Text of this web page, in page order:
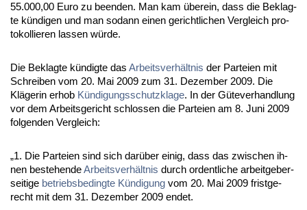
55.000,00 Eu­ro zu be­en­den. Man kam übe­rein, dass die Be­klag­
te kündi­gen und man so­dann ei­nen ge­richt­li­chen Ver­gleich pro­
to­kol­lie­ren las­sen würde.
Die Be­klag­te kündig­te das Ar­beits­verhält­nis der Par­tei­en mit
Schrei­ben vom 20. Mai 2009 zum 31. De­zem­ber 2009. Die
Kläge­rin er­hob Kündi­gungs­schutz­kla­ge. In der Güte­ver­hand­lung
vor dem Ar­beits­ge­richt schlos­sen die Par­tei­en am 8. Ju­ni 2009
fol­gen­den Ver­gleich:
„1. Die Par­tei­en sind sich darüber ei­nig, dass das zwi­schen ih­
nen be­ste­hen­deAr­beits­verhält­nis durch or­dent­li­che ar­beit­ge­ber­
sei­ti­ge be­triebs­be­ding­te Kündi­gung vom 20. Mai 2009 frist­ge­
recht mit dem 31. De­zem­ber 2009 en­det.